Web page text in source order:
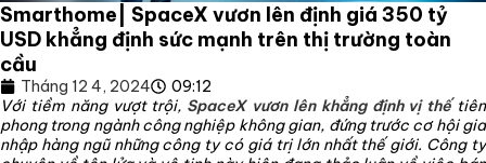
Smarthome| SpaceX vươn lên định giá 350 tỷ
USD khẳng định sức mạnh trên thị trường toàn
cầu
Tháng 12 4, 2024
09:12
Với tiềm năng vượt trội, SpaceX vươn lên khẳng định vị thếtiên
phong trong ngành công nghiệp không gian, đứng trước cơ hội gia
nhập hàng ngũ những công ty có giá trị lớn nhất thế giới. Công ty